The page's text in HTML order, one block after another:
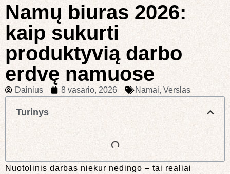
Namų biuras 2026:
kaip sukurti
produktyvią darbo
erdvę namuose
Dainius 8 vasario, 2026 Namai, Verslas
Turinys
Nuotolinis darbas niekur nedingo – tai realiai